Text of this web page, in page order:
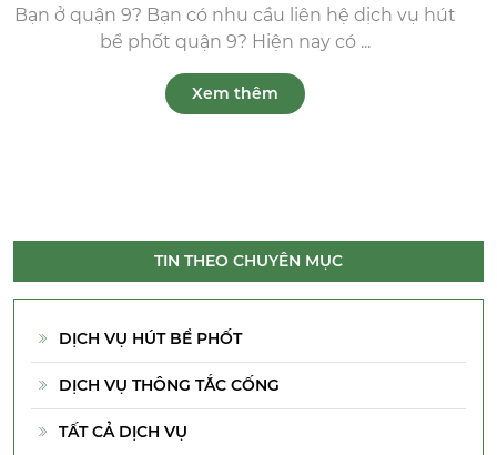
Bạn ở quận 9? Bạn có nhu cầu liên hệ dịch vụ hút
bể phốt quận 9? Hiện nay có ...
Xem thêm
TIN THEO CHUYÊN MỤC
DỊCH VỤ HÚT BỂ PHỐT
DỊCH VỤ THÔNG TẮC CỐNG
TẤT CẢ DỊCH VỤ